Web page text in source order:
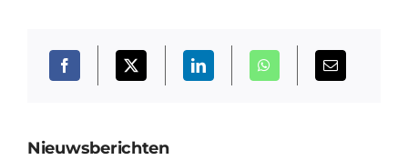
Nieuwsberichten